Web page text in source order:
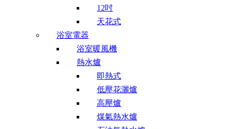
12吋
天花式
浴室電器
浴室暖風機
熱水爐
即熱式
低壓花灑爐
高壓爐
煤氣熱水爐